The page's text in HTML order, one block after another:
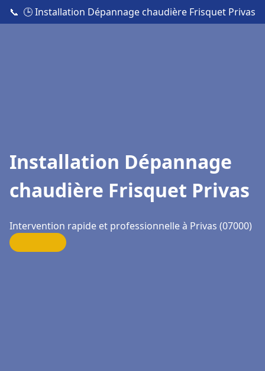
📞 🕒 Installation Dépannage chaudière Frisquet Privas
Installation Dépannage
chaudière Frisquet Privas
Intervention rapide et professionnelle à Privas (07000)